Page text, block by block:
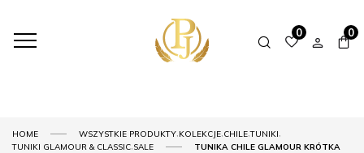
0 0
HOME WSZYSTKIE PRODUKTY,KOLEKCJE,CHILE,TUNIKI,
TUNIKI GLAMOUR & CLASSIC,SALE TUNIKA CHILE GLAMOUR KRÓTKA